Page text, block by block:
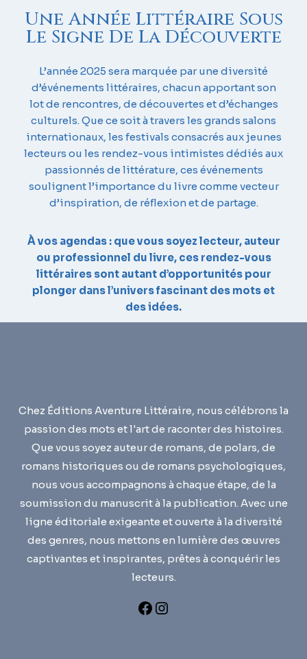
Une Année Littéraire Sous
Le Signe De La Découverte
L’année 2025 sera marquée par une diversité
d’événements littéraires, chacun apportant son
lot de rencontres, de découvertes et d’échanges
culturels. Que ce soit à travers les grands salons
internationaux, les festivals consacrés aux jeunes
lecteurs ou les rendez-vous intimistes dédiés aux
passionnés de littérature, ces événements
soulignent l’importance du livre comme vecteur
d’inspiration, de réflexion et de partage.
À vos agendas : que vous soyez lecteur, auteur
ou professionnel du livre, ces rendez-vous
littéraires sont autant d’opportunités pour
plonger dans l’univers fascinant des mots et
des idées.
Chez Éditions Aventure Littéraire, nous célébrons la
passion des mots et l'art de raconter des histoires.
Que vous soyez auteur de romans, de polars, de
romans historiques ou de romans psychologiques,
nous vous accompagnons à chaque étape, de la
soumission du manuscrit à la publication. Avec une
ligne éditoriale exigeante et ouverte à la diversité
des genres, nous mettons en lumière des œuvres
captivantes et inspirantes, prêtes à conquérir les
lecteurs.